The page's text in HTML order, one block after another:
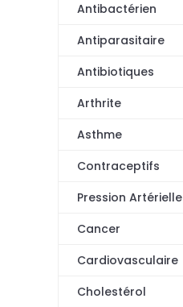
Antibactérien
Antiparasitaire
Antibiotiques
Arthrite
Asthme
Contraceptifs
Pression Artérielle
Cancer
Cardiovasculaire
Cholestérol